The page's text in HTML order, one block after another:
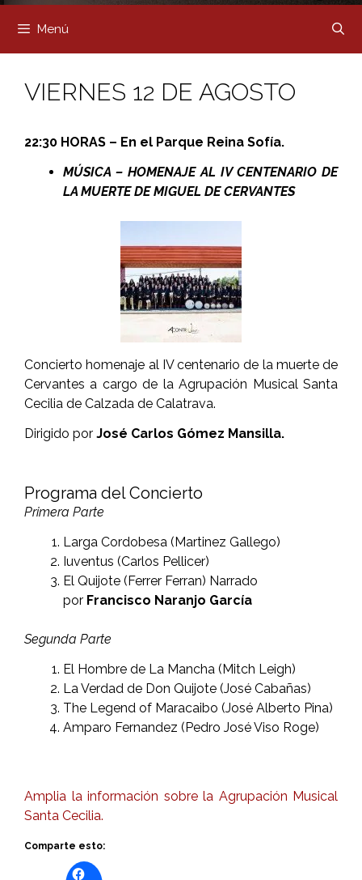
Menú
VIERNES 12 DE AGOSTO
22:30 HORAS – En el Parque Reina Sofía.
MÚSICA – HOMENAJE AL IV CENTENARIO DE
LA MUERTE DE MIGUEL DE CERVANTES
Concierto homenaje al IV centenario de la muerte de
Cervantes a cargo de la Agrupación Musical Santa
Cecilia de Calzada de Calatrava.
Dirigido por José Carlos Gómez Mansilla.
Programa del Concierto
Primera Parte
Larga Cordobesa (Martinez Gallego)
Iuventus (Carlos Pellicer)
El Quijote (Ferrer Ferran) Narrado
por Francisco Naranjo García
Segunda Parte
El Hombre de La Mancha (Mitch Leigh)
La Verdad de Don Quijote (José Cabañas)
The Legend of Maracaibo (José Alberto Pina)
Amparo Fernandez (Pedro José Viso Roge)
Amplia la información sobre la Agrupación Musical
Santa Cecilia.
Comparte esto: